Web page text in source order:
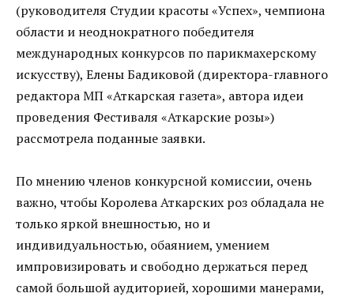
(руководителя Студии красоты «Успех», чемпиона
области и неоднократного победителя
международных конкурсов по парикмахерскому
искусству), Елены Бадиковой (директора-главного
редактора МП «Аткарская газета», автора идеи
проведения Фестиваля «Аткарские розы»)
рассмотрела поданные заявки.
По мнению членов конкурсной комиссии, очень
важно, чтобы Королева Аткарских роз обладала не
только яркой внешностью, но и
индивидуальностью, обаянием, умением
импровизировать и свободно держаться перед
самой большой аудиторией, хорошими манерами,